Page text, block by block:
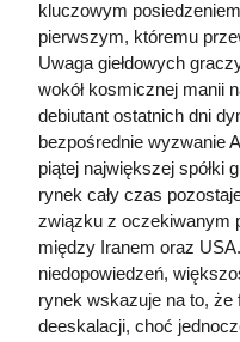
kluczowym
pierwszym, któremu
Uwaga giełdowych
wokół kosmicznej manii
debiutant ostatnich dni
bezpośrednie wyzwanie
piątej największej spółki
rynek cały czas
związku z oczekiwanym
między Iranem oraz
niedopowiedzeń,
rynek wskazuje na to,
deeskalacji, choć